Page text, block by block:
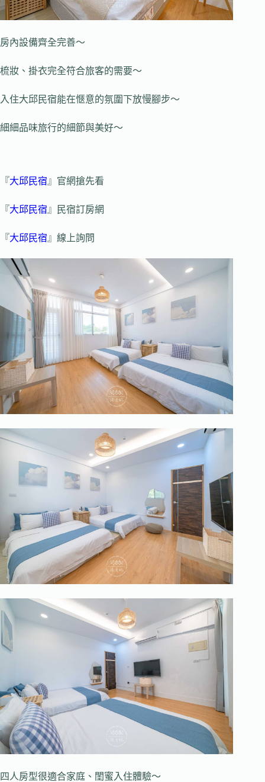
房內設備齊全完善～
梳妝、掛衣完全符合旅客的需要～
入住大邱民宿能在愜意的氛圍下放慢腳步～
細細品味旅行的細節與美好～
『大邱民宿 』官網搶先看
『大邱民宿 』民宿訂房網
『大邱民宿 』線上詢問
四人房型很適合家庭、閨蜜入住體驗～